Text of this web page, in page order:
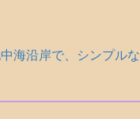
沿岸で、シンプルな